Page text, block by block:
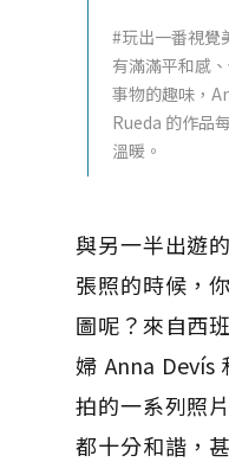
#玩出一番視覺
有滿滿平和感
事物的趣味，
Rueda 的作品
溫暖。
與另一半出遊
張照的時候，
圖呢？來自西
婦 Anna Devís
拍的一系列照
都十分和諧，